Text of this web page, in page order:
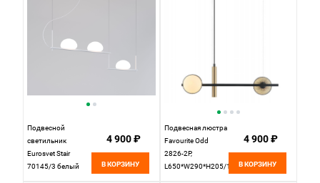
Подвесной
светильник
Eurosvet Stair
70145/3 белый
4 900 ₽
В КОРЗИНУ
Подвесная люстра
Favourite Odd
2826-2P,
L650*W290*H205/1205,
4 900 ₽
В КОРЗИНУ